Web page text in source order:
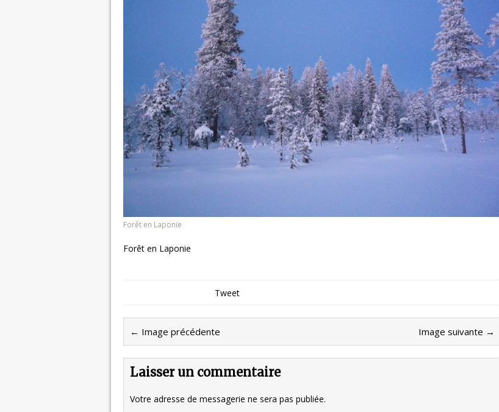
Forêt en Laponie
Forêt en Laponie
Tweet
← Image précédente Image suivante →
Laisser un commentaire
Votre adresse de messagerie ne sera pas publiée.